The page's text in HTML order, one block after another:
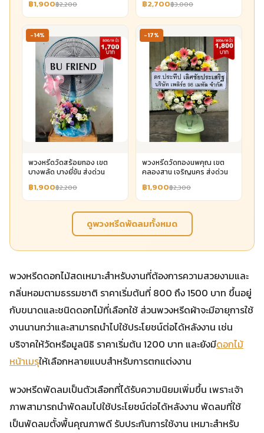
฿1,900฿2,200 ฿2,700฿3,000
-14%
พวงหรีดวัดสร้อยทอง เขต
บางพลัด บางยี่ขัน ส่งด่วน
฿1,900฿2,200
-17%
พวงหรีดวัดทองนพคุณ เขต
คลองสาน เจริญนคร ส่งด่วน
฿1,900฿2,300
ดูพวงหรีดพัดลมทั้งหมด
พวงหรีดดอกไม้สดเหมาะสำหรับงานที่ต้องการความสวยงามและ
กลิ่นหอมตามธรรมชาติ ราคาเริ่มต้นที่ 800 ถึง 1500 บาท ขึ้นอยู่
กับขนาดและชนิดดอกไม้ที่เลือกใช้ ส่วนพวงหรีดผ้าจะมีอายุการใช้
งานนานกว่าและสามารถนำไปใช้ประโยชน์ต่อได้หลังงาน เช่น
บริจาคให้วัดหรือมูลนิธิ ราคาเริ่มต้น 1200 บาท และยังมีดอกไม้
หน้าเมรุให้เลือกหลายแบบสำหรับการตกแต่งงาน
พวงหรีดพัดลมเป็นตัวเลือกที่ได้รับความนิยมเพิ่มขึ้น เพราะเจ้า
ภาพสามารถนำพัดลมไปใช้ประโยชน์ต่อได้หลังงาน พัดลมที่ใช้
เป็นพัดลมตั้งพื้นคุณภาพดี รับประกันการใช้งาน เหมาะสำหรับ